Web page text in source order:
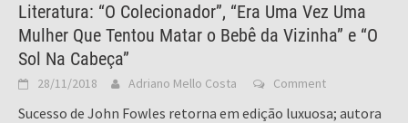
Literatura: “O Colecionador”, “Era Uma Vez Uma
Mulher Que Tentou Matar o Bebê da Vizinha” e “O
Sol Na Cabeça”
28/11/2018 Adriano Mello Costa Comment
Sucesso de John Fowles retorna em edição luxuosa; autora